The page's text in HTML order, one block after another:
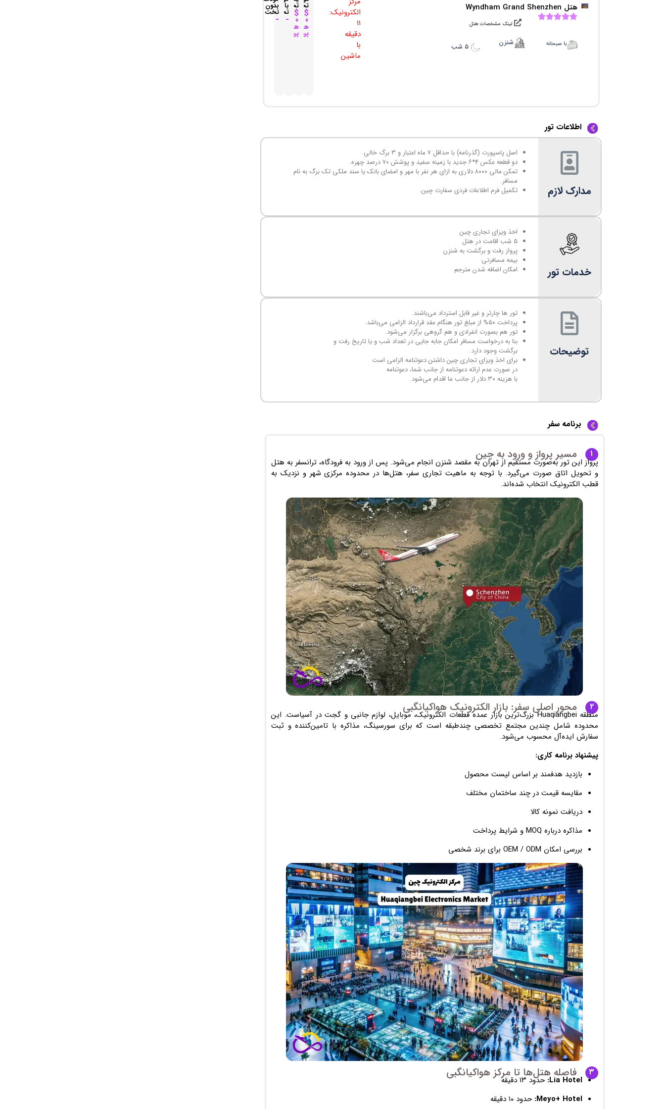
هتل Wyndham Grand Shenzhen
با صبحانه
لینک مشخصات هتل
شنزن ۵ شب
الکترونیک:
۱۱
دقیقه
با
ماشین
تخته
۱۱۳۸$
+
هزینه
پرواز
تخته
۱۹۴۴$
+
هزینه
پرواز
با
تخت
-
بدون
تخت
-
اطلاعات تور
مدارک لازم
اصل پاسپورت (گذرنامه) با حداقل ۷ ماه اعتبار و ۳ برگ خالی.
دو قطعه عکس ۴*۶ جدید با زمینه سفید و پوشش ۷۰ درصد چهره.
تمکن مالی ۸۰۰۰ دلاری به ازای هر نفر با مهر و امضای بانک یا سند ملکی تک برگ به نام
مسافر.
تکمیل فرم اطلاعات فردی سفارت چین.
خدمات تور
اخذ ویزای تجاری چین
۵ شب اقامت در هتل
پرواز رفت و برگشت به شنزن
بیمه مسافرتی
امکان اضافه شدن مترجم
توضیحات
تور ها چارتر و غیر قابل استرداد می‌باشند.
پرداخت ۵۰% از مبلغ تور هنگام عقد قرارداد الزامی می‌باشد.
تور هم بصورت انفرادی و هم گروهی برگزار می‌شود.
بنا به درخواست مسافر امکان جابه جایی در تعداد شب و یا تاریخ رفت و
برگشت وجود دارد.
برای اخذ ویزای تجاری چین داشتن دعوتنامه الزامی است
در صورت عدم ارائه دعوتنامه از جانب شما، دعوتنامه
با هزینه ۳۰ دلار از جانب ما اقدام می‌شود.
برنامه سفر
۱ مسیر پرواز و ورود به چین
پرواز این تور به‌صورت مستقیم از تهران به مقصد شنزن انجام می‌شود. پس از ورود به فرودگاه، ترانسفر به هتل
و تحویل اتاق صورت می‌گیرد. با توجه به ماهیت تجاری سفر، هتل‌ها در محدوده مرکزی شهر و نزدیک به
قطب الکترونیک انتخاب شده‌اند.
۲ محور اصلی سفر: بازار الکترونیک هواکیانگبیمنطقهHuaqiangbeiبزرگ‌ترین بازار عمده قطعات الکترونیک، موبایل، لوازم جانبی و گجت در آسیاست. این
محدوده شامل چندین مجتمع تخصصی چندطبقه است که برای سورسینگ، مذاکره با تامین‌کننده و ثبت
سفارش ایده‌آل محسوب می‌شود.
پیشنهاد برنامه کاری:
بازدید هدفمند بر اساس لیست محصول
مقایسه قیمت در چند ساختمان مختلف
دریافت نمونه کالا
مذاکره درباره MOQ و شرایط پرداخت
بررسی امکان OEM / ODM برای برند شخصی
۳ فاصله هتل‌ها تا مرکز هواکیانگبی
Lia Hotel: حدود ۱۳ دقیقه
Meyo+ Hotel: حدود ۱۰ دقیقه